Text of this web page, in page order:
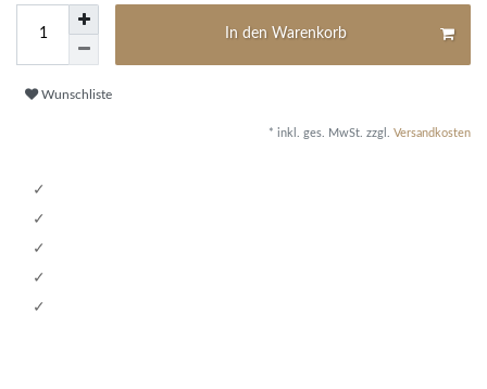
In den Warenkorb
Wunschliste
* inkl. ges. MwSt. zzgl. Versandkosten